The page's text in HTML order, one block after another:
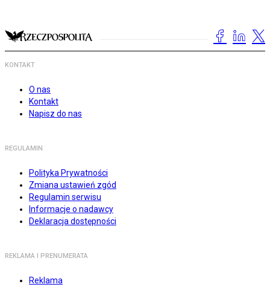
KONTAKT
O nas
Kontakt
Napisz do nas
REGULAMIN
Polityka Prywatności
Zmiana ustawień zgód
Regulamin serwisu
Informacje o nadawcy
Deklaracja dostępności
REKLAMA I PRENUMERATA
Reklama